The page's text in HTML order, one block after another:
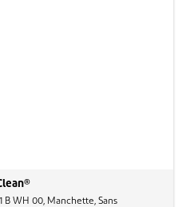
B WH 00, Manchette, Sans